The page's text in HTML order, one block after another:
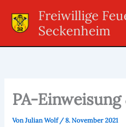
Inhalt
springen
Freiwillige
Seckenheim
PA-
VonJulian Wolf/8. November 2021